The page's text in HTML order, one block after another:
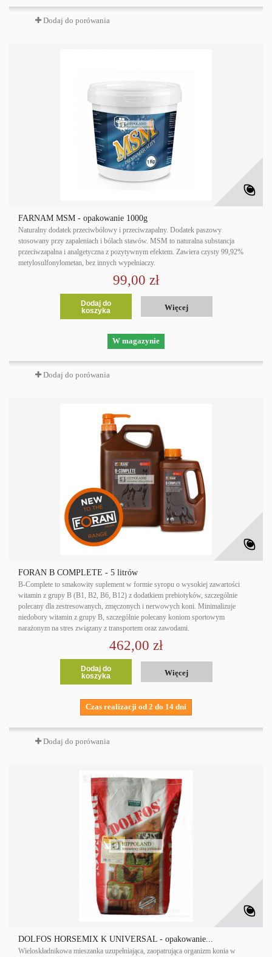
Dodaj do porówania
FARNAM MSM - opakowanie 1000g
Naturalny dodatek przeciwbólowy i przeciwzapalny. Dodatek paszowy
stosowany przy zapaleniach i bólach stawów. MSM to naturalna substancja
przeciwzapalna i analgetyczna z pozytywnym efektem. Zawiera czysty 99,92%
metylosulfonylometan, bez innych wypełniaczy.
99,00 zł
Dodaj do
koszyka
Więcej
W magazynie
Dodaj do porówania
FORAN B COMPLETE - 5 litrów
B-Complete to smakowity suplement w formie syropu o wysokiej zawartości
witamin z grupy B (B1, B2, B6, B12) z dodatkiem prebiotyków, szczególnie
polecany dla zestresowanych, zmęczonych i nerwowych koni. Minimalizuje
niedobory witamin z grupy B, szczególnie polecany koniom sportowym
narażonym na stres związany z transportem oraz zawodami.
462,00 zł
Dodaj do
koszyka
Więcej
Czas realizacji od 2 do 14 dni
Dodaj do porówania
DOLFOS HORSEMIX K UNIVERSAL - opakowanie...
Wieloskładnikowa mieszanka uzupełniająca, zaopatrująca organizm konia w